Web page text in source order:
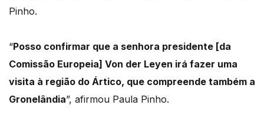
Pinho.
“Posso confirmar que a senhora presidente [da
Comissão Europeia] Von der Leyen irá fazer uma
visita à região do Ártico, que compreende também a
Gronelândia”, afirmou Paula Pinho.